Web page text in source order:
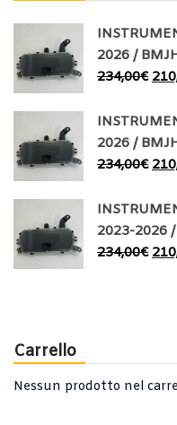
2026 /
234,00€
2026 /
234,00€
2023-2026
234,00€
Carrello
Nessun prodotto nel